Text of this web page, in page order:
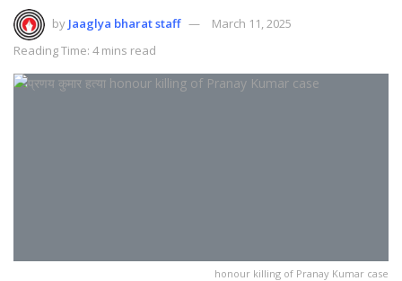
by Jaaglya bharat staff
March 11, 2025
Reading Time: 4 mins read
honour killing of Pranay Kumar case